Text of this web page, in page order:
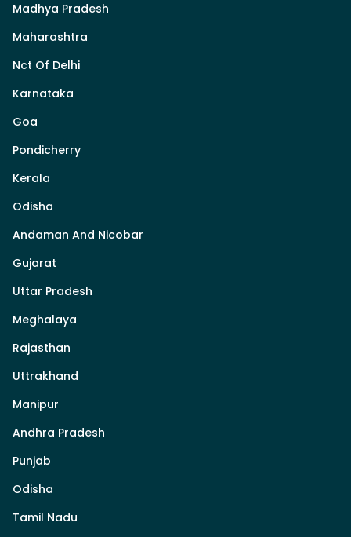
Madhya Pradesh
Maharashtra
Nct Of Delhi
Karnataka
Goa
Pondicherry
Kerala
Odisha
Andaman And Nicobar
Gujarat
Uttar Pradesh
Meghalaya
Rajasthan
Uttrakhand
Manipur
Andhra Pradesh
Punjab
Odisha
Tamil Nadu